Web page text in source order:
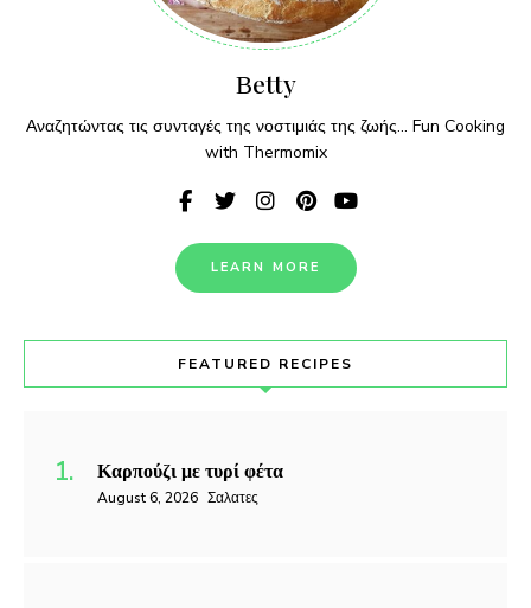
Βetty
Αναζητώντας τις συνταγές της νοστιμιάς της ζωής... Fun Cooking
with Thermomix
LEARN MORE
FEATURED RECIPES
Καρπούζι με τυρί φέτα
August 6, 2026 Σαλατες